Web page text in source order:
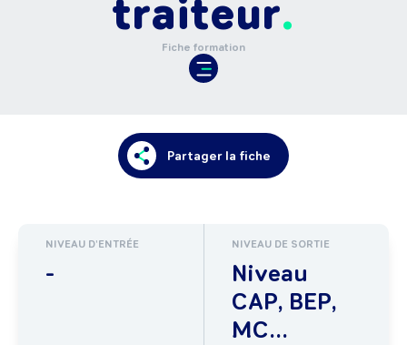
traiteur
Fiche formation
Partager la fiche
NIVEAU D'ENTRÉE
-
NIVEAU DE SORTIE
Niveau
CAP, BEP,
MC...